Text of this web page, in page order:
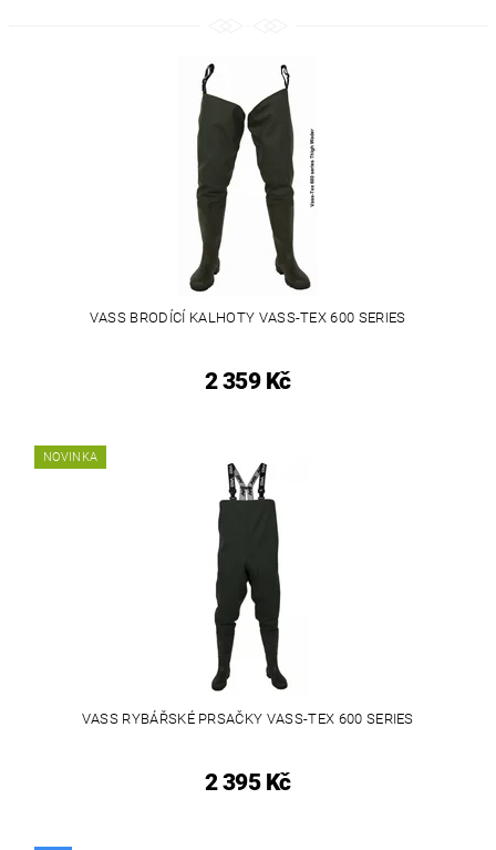
VASS BRODÍCÍ KALHOTY VASS-TEX 600 SERIES
2 359 Kč
NOVINKA
VASS RYBÁŘSKÉ PRSAČKY VASS-TEX 600 SERIES
2 395 Kč